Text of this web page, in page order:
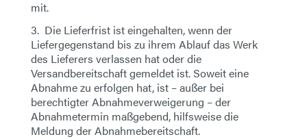
mit.
3. Die Lieferfrist ist eingehalten, wenn der
Liefergegenstand bis zu ihrem Ablauf das Werk
des Lieferers verlassen hat oder die
Versandbereitschaft gemeldet ist. Soweit eine
Abnahme zu erfolgen hat, ist – außer bei
berechtigter Abnahmeverweigerung – der
Abnahmetermin maßgebend, hilfsweise die
Meldung der Abnahmebereitschaft.